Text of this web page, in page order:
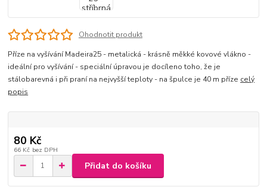
Ohodnotit produkt
Příze na vyšívání Madeira25 - metalická - krásně měkké kovové vlákno -
ideální pro vyšívání - speciální úpravou je docíleno toho, že je
stálobarevná i při praní na nejvyšší teploty - na špulce je 40 m příze celý
popis
80 Kč
66 Kč bez DPH
Přidat do košíku